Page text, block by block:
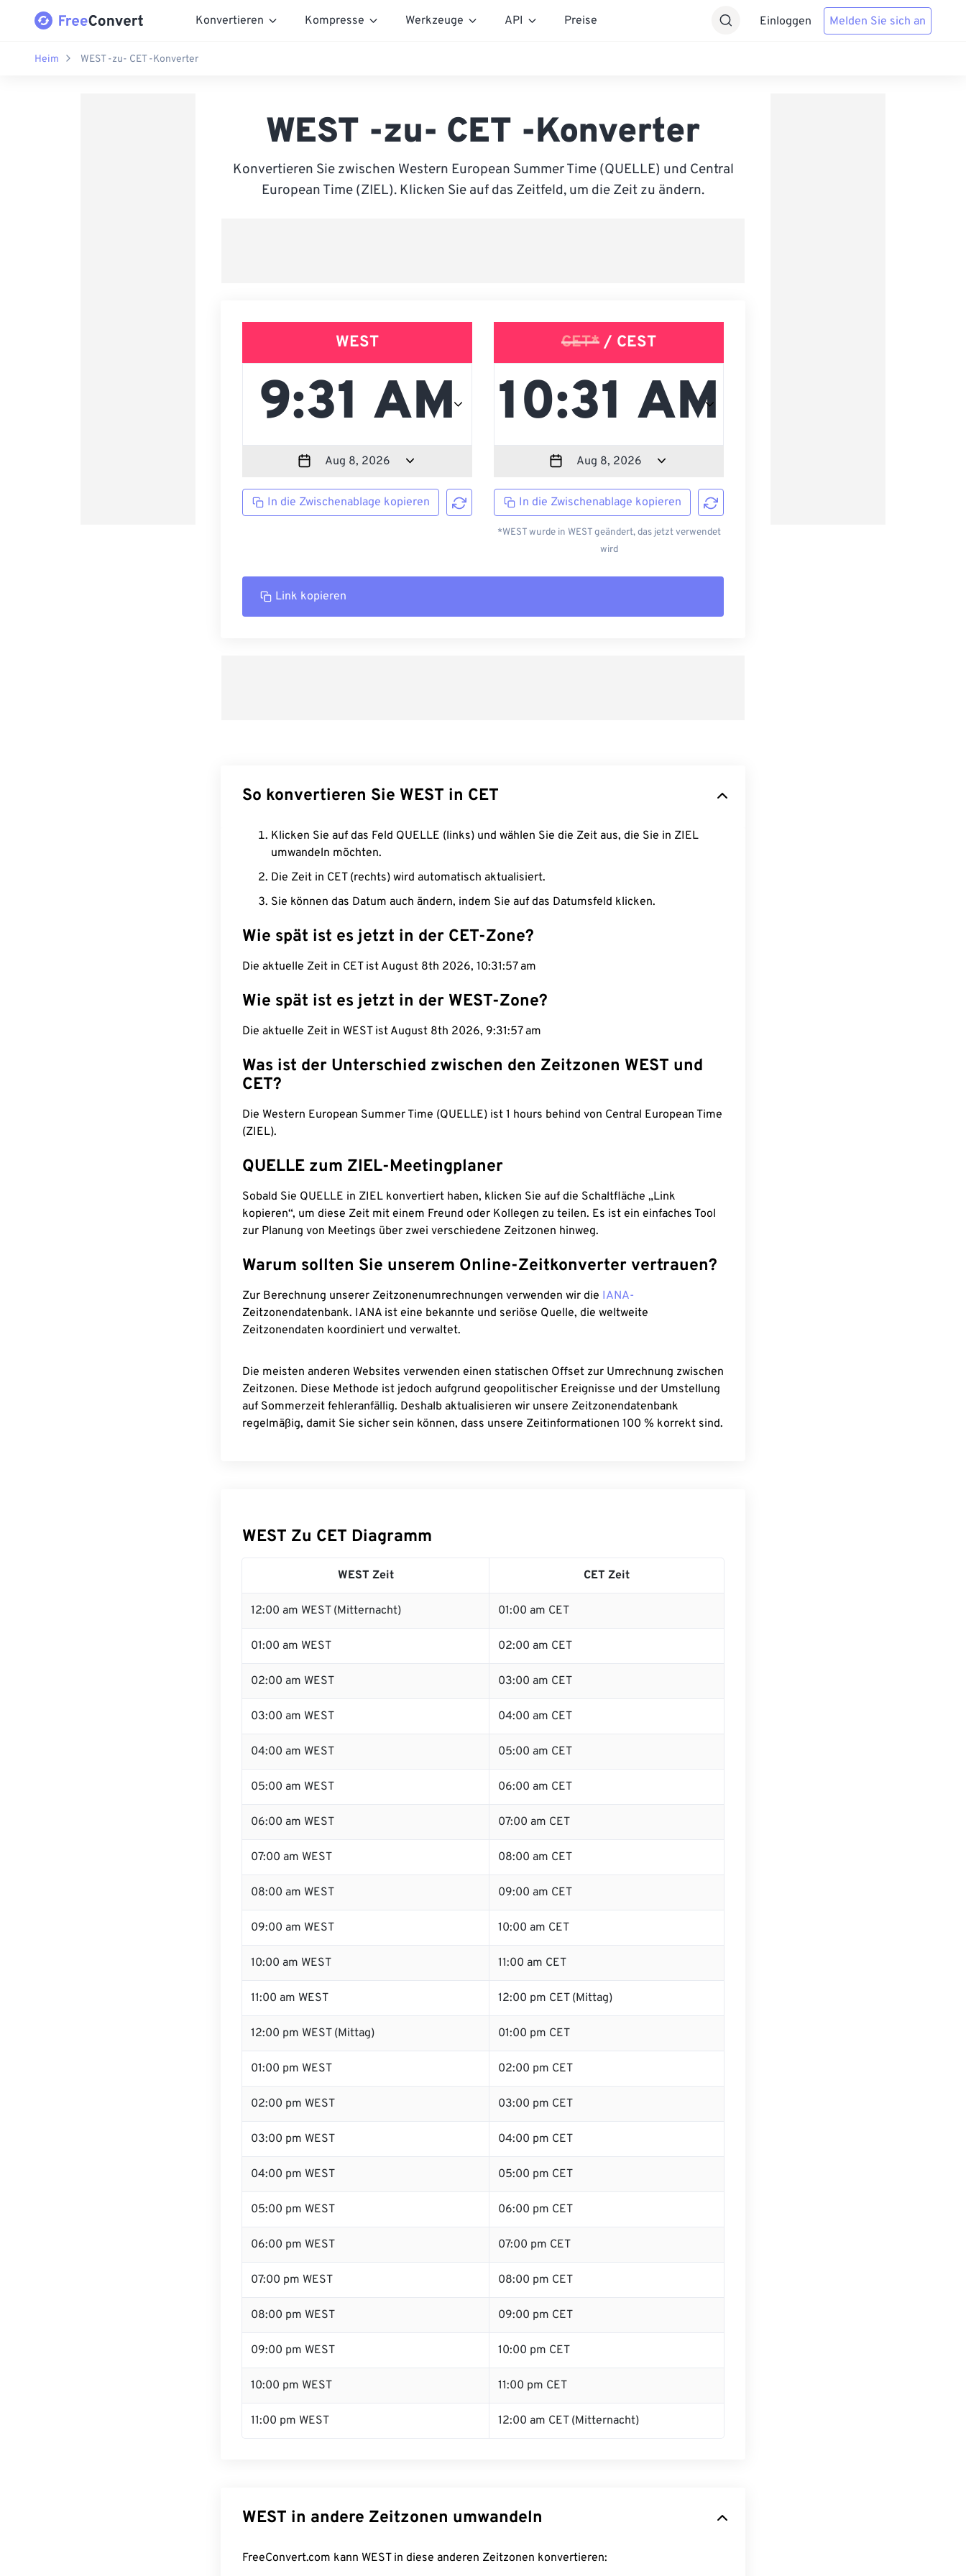
Konvertieren Kompresse Werkzeuge API Preise Einloggen Melden Sie sich an
Heim WEST -zu- CET -Konverter
WEST -zu- CET -Konverter
Konvertieren Sie zwischen Western European Summer Time (QUELLE) und Central
European Time (ZIEL). Klicken Sie auf das Zeitfeld, um die Zeit zu ändern.
WEST
In die Zwischenablage kopieren
CET* / CEST
In die Zwischenablage kopieren
*WEST wurde in WEST geändert, das jetzt verwendet
wird
Link kopieren
So konvertieren Sie WEST in CET
Klicken Sie auf das Feld QUELLE (links) und wählen Sie die Zeit aus, die Sie in ZIEL
umwandeln möchten.
Die Zeit in CET (rechts) wird automatisch aktualisiert.
Sie können das Datum auch ändern, indem Sie auf das Datumsfeld klicken.
Wie spät ist es jetzt in der CET-Zone?
Die aktuelle Zeit in CET ist August 8th 2026, 10:31:58 am
Wie spät ist es jetzt in der WEST-Zone?
Die aktuelle Zeit in WEST ist August 8th 2026, 9:31:58 am
Was ist der Unterschied zwischen den Zeitzonen WEST und
CET?
Die Western European Summer Time (QUELLE) ist 1 hours behind von Central European Time
(ZIEL).
QUELLE zum ZIEL-Meetingplaner
Sobald Sie QUELLE in ZIEL konvertiert haben, klicken Sie auf die Schaltfläche „Link
kopieren“, um diese Zeit mit einem Freund oder Kollegen zu teilen. Es ist ein einfaches Tool
zur Planung von Meetings über zwei verschiedene Zeitzonen hinweg.
Warum sollten Sie unserem Online-Zeitkonverter vertrauen?
Zur Berechnung unserer Zeitzonenumrechnungen verwenden wir die IANA-
Zeitzonendatenbank. IANA ist eine bekannte und seriöse Quelle, die weltweite
Zeitzonendaten koordiniert und verwaltet.
Die meisten anderen Websites verwenden einen statischen Offset zur Umrechnung zwischen
Zeitzonen. Diese Methode ist jedoch aufgrund geopolitischer Ereignisse und der Umstellung
auf Sommerzeit fehleranfällig. Deshalb aktualisieren wir unsere Zeitzonendatenbank
regelmäßig, damit Sie sicher sein können, dass unsere Zeitinformationen 100 % korrekt sind.
WEST Zu CET Diagramm
WEST Zeit CET Zeit
12:00 am WEST (Mitternacht) 01:00 am CET
01:00 am WEST 02:00 am CET
02:00 am WEST 03:00 am CET
03:00 am WEST 04:00 am CET
04:00 am WEST 05:00 am CET
05:00 am WEST 06:00 am CET
06:00 am WEST 07:00 am CET
07:00 am WEST 08:00 am CET
08:00 am WEST 09:00 am CET
09:00 am WEST 10:00 am CET
10:00 am WEST 11:00 am CET
11:00 am WEST 12:00 pm CET (Mittag)
12:00 pm WEST (Mittag) 01:00 pm CET
01:00 pm WEST 02:00 pm CET
02:00 pm WEST 03:00 pm CET
03:00 pm WEST 04:00 pm CET
04:00 pm WEST 05:00 pm CET
05:00 pm WEST 06:00 pm CET
06:00 pm WEST 07:00 pm CET
07:00 pm WEST 08:00 pm CET
08:00 pm WEST 09:00 pm CET
09:00 pm WEST 10:00 pm CET
10:00 pm WEST 11:00 pm CET
11:00 pm WEST 12:00 am CET (Mitternacht)
WEST in andere Zeitzonen umwandeln
FreeConvert.com kann WEST in diese anderen Zeitzonen konvertieren: